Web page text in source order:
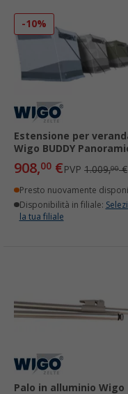
-10%
Estensione per
Wigo BUDDY
908,00 €PVP 1.009,00€
Presto nuovamente
Disponibilità in filiale:
la tua filiale
Palo in alluminio Wigo